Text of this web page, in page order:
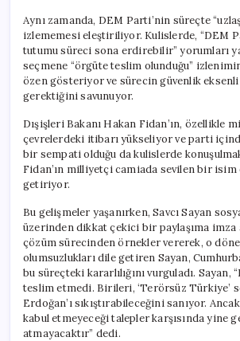
Aynı zamanda, DEM Parti’nin süreçte
izlememesi eleştiriliyor. Kulislerde, “DEM
tutumu süreci sona erdirebilir” yorumları
seçmene “örgüte teslim olunduğu”
özen gösteriyor ve sürecin güvenlik
gerektiğini savunuyor.
Dışişleri Bakanı Hakan Fidan’ın, özellikle
çevrelerdeki itibarı yükseliyor ve parti
bir sempati olduğu da kulislerde
Fidan’ın milliyetçi camiada sevilen bir isim
getiriyor.
Bu gelişmeler yaşanırken, Savcı Sayan
üzerinden dikkat çekici bir paylaşıma imza
çözüm sürecinden örnekler vererek, o
olumsuzlukları dile getiren Sayan,
bu süreçteki kararlılığını vurguladı. Sayan,
teslim etmedi. Birileri, ‘Terörsüz Türkiye’
Erdoğan’ı sıkıştırabileceğini sanıyor.
kabul etmeyeceği talepler karşısında yine
atmayacaktır” dedi.